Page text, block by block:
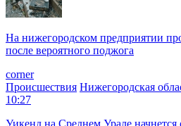
Ранее участники СВО, которые
Фото: ФедералПресс / Герман Парло
Подписывайтесь на
также следите за самыми
Дзен
. Все самое важное и